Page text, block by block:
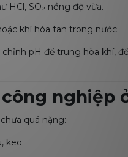
HCl, SO₂ nồng độ vừa.
khí hòa tan trong nước.
pH để trung hòa khí,
công nghiệp
quá nặng:
keo.